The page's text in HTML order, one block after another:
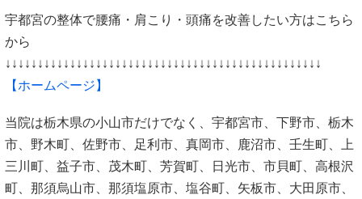
宇都宮の整体で腰痛・肩こり・頭痛を改善したい方はこちら
から
↓↓↓↓↓↓↓↓↓↓↓↓↓↓↓↓↓↓↓↓↓↓↓↓↓↓↓↓↓↓↓↓↓↓↓↓↓↓↓↓↓↓↓↓↓↓↓↓↓
【 ホームページ 】
当院は栃木県の小山市だけでなく、宇都宮市、下野市、栃木
市、野木町、佐野市、足利市、真岡市、鹿沼市、壬生町、上
三川町、益子市、茂木町、芳賀町、日光市、市貝町、高根沢
町、那須烏山市、那須塩原市、塩谷町、矢板市、大田原市、